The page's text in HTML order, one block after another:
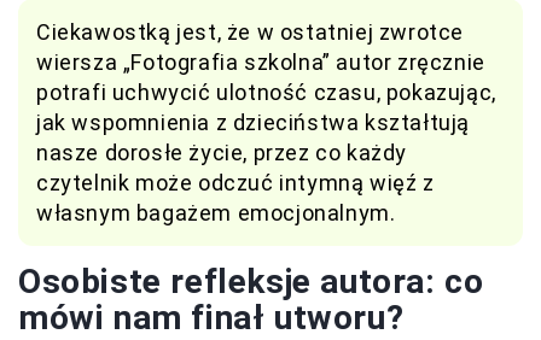
Ciekawostką jest, że w ostatniej zwrotce
wiersza „Fotografia szkolna” autor zręcznie
potrafi uchwycić ulotność czasu, pokazując,
jak wspomnienia z dzieciństwa kształtują
nasze dorosłe życie, przez co każdy
czytelnik może odczuć intymną więź z
własnym bagażem emocjonalnym.
Osobiste refleksje autora: co
mówi nam finał utworu?